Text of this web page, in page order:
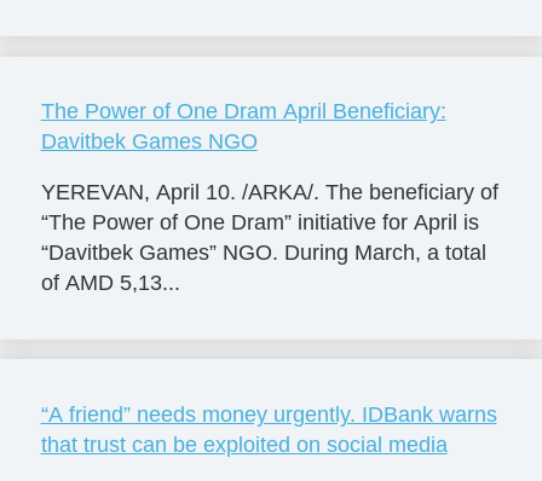
The Power of One Dram April Beneficiary:
Davitbek Games NGO
YEREVAN, April 10. /ARKA/. The beneficiary of
“The Power of One Dram” initiative for April is
“Davitbek Games” NGO. During March, a total
of AMD 5,13...
“A friend” needs money urgently. IDBank warns
that trust can be exploited on social media